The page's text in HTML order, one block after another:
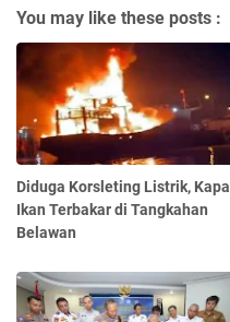
You may like these posts :
Diduga Korsleting Listrik, Kapal
Ikan Terbakar di Tangkahan
Belawan